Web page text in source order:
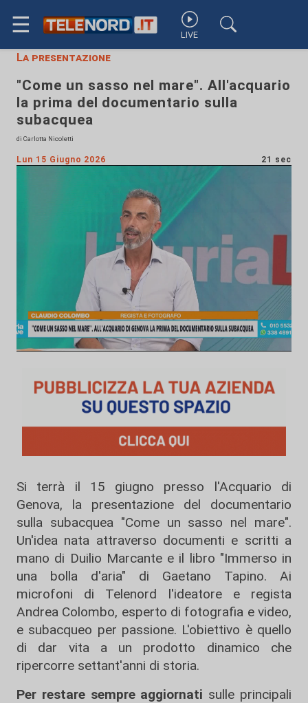
☰ LIVE
La presentazione
"Come un sasso nel mare". All'acquario
la prima del documentario sulla
subacquea
di Carlotta Nicoletti
Lun 15 Giugno 2026 21 sec
Si terrà il 15 giugno presso l'Acquario di
Genova, la presentazione del documentario
sulla subacquea "Come un sasso nel mare".
Un'idea nata attraverso documenti e scritti a
mano di Duilio Marcante e il libro "Immerso in
una bolla d'aria" di Gaetano Tapino. Ai
microfoni di Telenord l'ideatore e regista
Andrea Colombo, esperto di fotografia e video,
e subacqueo per passione. L'obiettivo è quello
di dar vita a un prodotto dinamico che
ripercorre settant'anni di storia.
Per restare sempre aggiornati sulle principali